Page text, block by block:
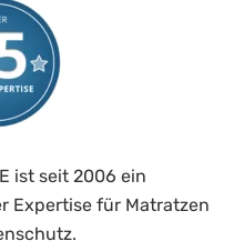
ist seit 2006 ein
Expertise für Matratzen